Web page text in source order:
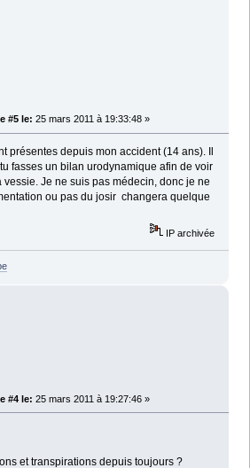
#5 le: 25 mars 2011 à 19:33:48 »
présentes depuis mon accident (14 ans). Il
fasses un bilan urodynamique afin de voir
Je ne suis pas médecin, donc je ne
ou pas du josir changera quelque
IP archivée
#4 le: 25 mars 2011 à 19:27:46 »
et transpirations depuis toujours ?